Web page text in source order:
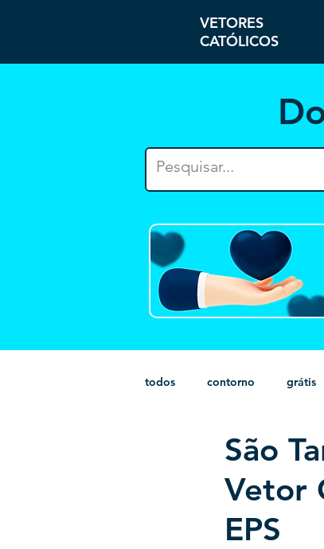
VETORES
CATÓLICOS
todos contorno grátis
monocromático vetor
São
Vetor
EPS